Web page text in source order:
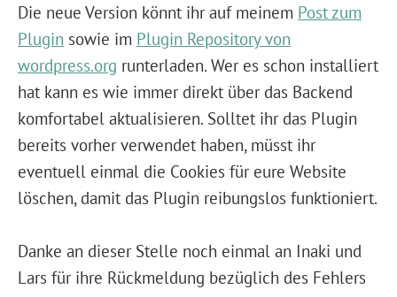
Die neue Version könnt ihr auf meinem Post zum
Plugin sowie im Plugin Repository von
wordpress.org runterladen. Wer es schon installiert
hat kann es wie immer direkt über das Backend
komfortabel aktualisieren. Solltet ihr das Plugin
bereits vorher verwendet haben, müsst ihr
eventuell einmal die Cookies für eure Website
löschen, damit das Plugin reibungslos funktioniert.
Danke an dieser Stelle noch einmal an Inaki und
Lars für ihre Rückmeldung bezüglich des Fehlers